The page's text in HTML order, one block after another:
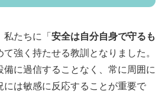
たちに「 安全は自分自身で守るも
て強く持たせる教訓となりました。
備に過信することなく、常に周囲に
には敏感に反応することが重要で